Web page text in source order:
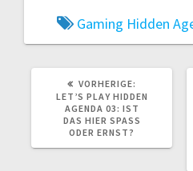
Gaming Hidden
VORHERIGE:
BEITRAG:
LET’S PLAY HIDDEN
AGENDA 03: IST
DAS HIER SPASS O
DER ERNST?